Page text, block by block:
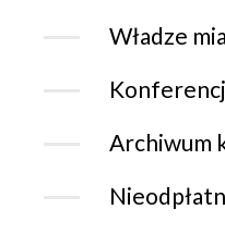
Władze
Archiwum